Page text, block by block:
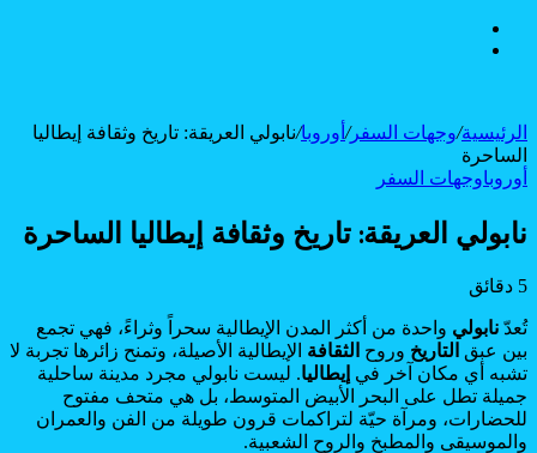
الرئيسية/وجهات السفر/ أوروبا/نابولي العريقة: تاريخ وثقافة إيطاليا
الساحرة
أوروباوجهات السفر
نابولي العريقة: تاريخ وثقافة إيطاليا الساحرة
5 دقائق
تُعدّ نابولي واحدة من أكثر المدن الإيطالية سحراً وثراءً، فهي تجمع
بين عبق التاريخ وروح الثقافة الإيطالية الأصيلة، وتمنح زائرها تجربة لا
تشبه أي مكان آخر في إيطاليا. ليست نابولي مجرد مدينة ساحلية
جميلة تطل على البحر الأبيض المتوسط، بل هي متحف مفتوح
للحضارات، ومرآة حيّة لتراكمات قرون طويلة من الفن والعمران
والموسيقى والمطبخ والروح الشعبية.